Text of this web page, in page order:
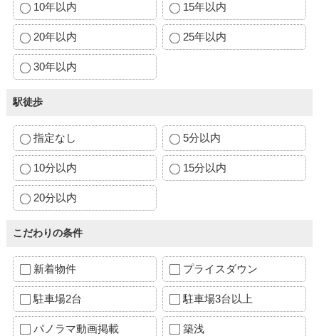
10年以内 15年以内
20年以内 25年以内
30年以内
駅徒歩
指定なし 5分以内
10分以内 15分以内
20分以内
こだわりの条件
新着物件 プライスダウン
駐車場2台 駐車場3台以上
パノラマ動画掲載 築浅